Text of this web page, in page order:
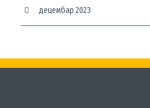
децембар 2023